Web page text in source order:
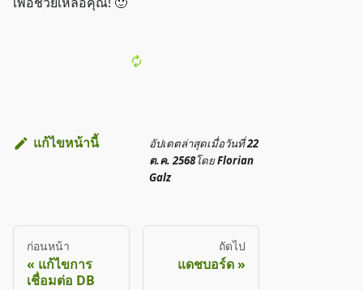
แก้ไขหน้านี้ อัปเดตล่าสุดเมื่อวันที่22
ต.ค. 2568โดยFlorian
Galz
ก่อนหน้า
แก้ไขการ
เชื่อมต่อ DB
ถัดไป
แดชบอร์ด